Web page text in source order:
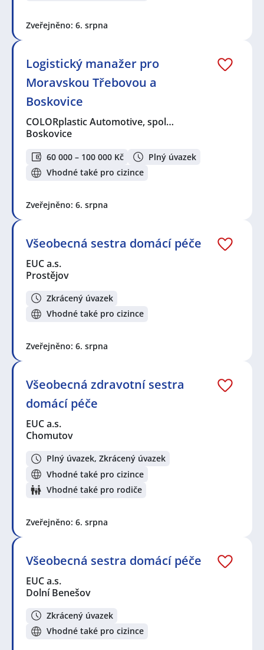
Zveřejněno: 6. srpna
Logistický manažer pro
Moravskou Třebovou a
Boskovice
COLORplastic Automotive, spol…
Boskovice
60 000 – 100 000 Kč
Plný úvazek
Vhodné také pro cizince
Zveřejněno: 6. srpna
Všeobecná sestra domácí péče
EUC a.s.
Prostějov
Zkrácený úvazek
Vhodné také pro cizince
Zveřejněno: 6. srpna
Všeobecná zdravotní sestra
domácí péče
EUC a.s.
Chomutov
Plný úvazek, Zkrácený úvazek
Vhodné také pro cizince
Vhodné také pro rodiče
Zveřejněno: 6. srpna
Všeobecná sestra domácí péče
EUC a.s.
Dolní Benešov
Zkrácený úvazek
Vhodné také pro cizince